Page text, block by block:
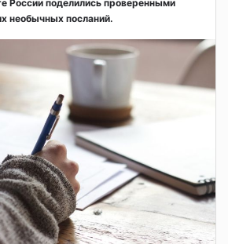
России поделились проверенными
необычных посланий.